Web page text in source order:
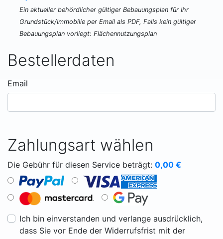
Ein aktueller behördlicher gültiger Bebauungsplan für Ihr
Grundstück/Immobilie per Email als PDF, Falls kein gültiger
Bebauungsplan vorliegt: Flächennutzungsplan
Bestellerdaten
Email
Zahlungsart wählen
Die Gebühr für diesen Service beträgt: 0,00 €
Ich bin einverstanden und verlange ausdrücklich,
dass Sie vor Ende der Widerrufsfrist mit der